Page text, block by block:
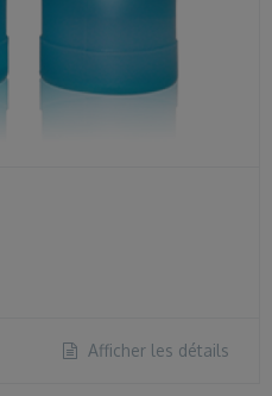
Afficher les détails